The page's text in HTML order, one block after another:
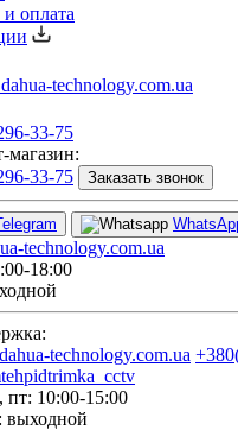
и оплата
technology.com.ua
33-75
магазин:
33-75
Заказать звонок
technology.com.ua
18:00
technology.com.ua
tehpidtrimka_cctv
пт: 10:00-15:00
выходной